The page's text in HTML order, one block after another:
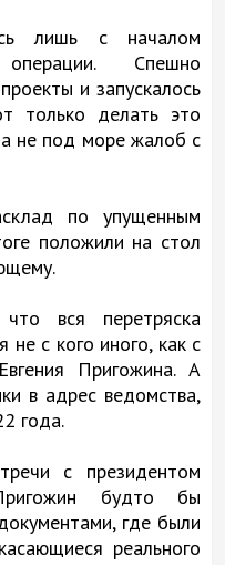
лишь с началом
Спешно
и запускалось
только делать это
не под море жалоб с
по упущенным
положили на стол
вся перетряска
не с кого иного, как с
Пригожина. А
в адрес ведомства,
года.
с президентом
будто бы
где были
реального